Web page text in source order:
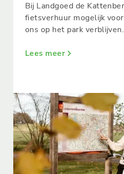
Bij Landgoed de
fietsverhuur mogelijk
ons op het park
kunnen we voor elke
Lees meer